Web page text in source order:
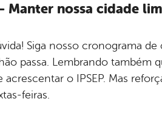
Manter nossa cidade
Siga nosso cronograma
passa. Lembrando também
o IPSEP. Mas
feiras.